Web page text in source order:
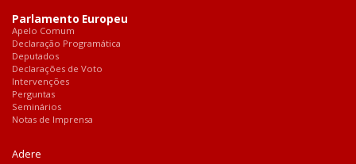
Parlamento Europeu
Apelo Comum
Declaração Programática
Deputados
Declarações de Voto
Intervenções
Perguntas
Seminários
Notas de Imprensa
Adere